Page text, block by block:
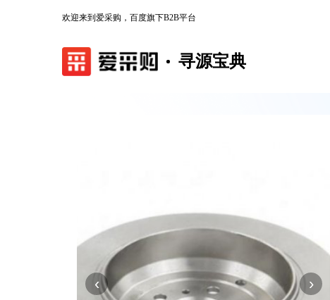
欢迎来到爱采购，百度旗下B2B平台
寻源宝典
‹ ›